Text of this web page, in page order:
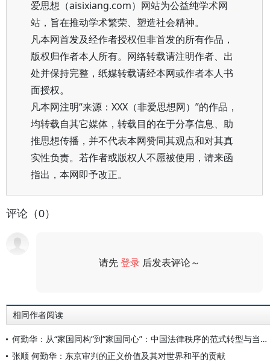
爱思想（aisixiang.com）网站为公益纯学术网
站，旨在推动学术繁荣、塑造社会精神。
凡本网首发及经作者授权但非首发的所有作品，
版权归作者本人所有。网络转载请注明作者、出
处并保持完整，纸媒转载请经本网或作者本人书
面授权。
凡本网注明“来源：XXX（非爱思想网）”的作品，
均转载自其它媒体，转载目的在于分享信息、助
推思想传播，并不代表本网赞同其观点和对其真
实性负责。若作者或版权人不愿被使用，请来函
指出，本网即予改正。
评论（0）
请先登录 后发表评论～
相同作者阅读
何勤华：从“家国同构”到“家国同心”：中国法律秩序的范式转型与当代重塑
张顺 何勤华：东京审判的正义价值及其对世界和平的贡献